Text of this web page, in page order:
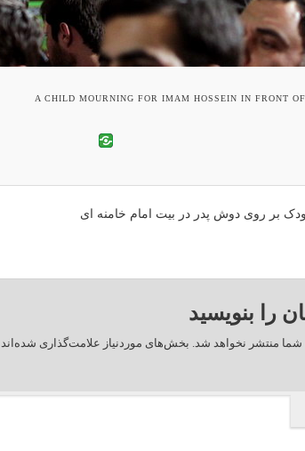
A CHILD MOURNING FOR IMAM HOSSEIN IN FRONT
بر روی دوش پدر در بیت امام خامنه ای
را بنویسید
شما منتشر نخواهد شد. بخش‌های موردنیاز علامت‌گذاری شده‌اند